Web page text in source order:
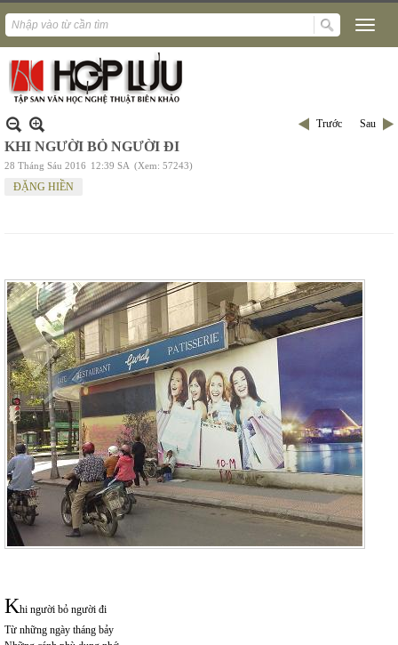
Trước Sau
KHI NGƯỜI BỎ NGƯỜI ĐI
28 Tháng Sáu 2016 12:39 SA (Xem: 57243)
ĐẶNG HIỀN
Khi người bỏ người đi
Từ những ngày tháng bảy